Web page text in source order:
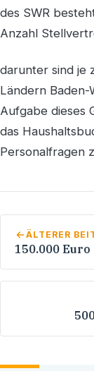
des SWR
Anzahl
darunter sind je
Ländern
Aufgabe dieses
das
Personalfragen
ÄLTERER
150.000